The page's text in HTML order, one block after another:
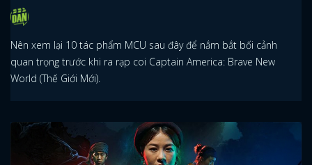
Nên xem lại 10 tác phẩm MCU sau đây để nắm bắt bối cảnh
quan trọng trước khi ra rạp coi Captain America: Brave New
World (Thế Giới Mới).